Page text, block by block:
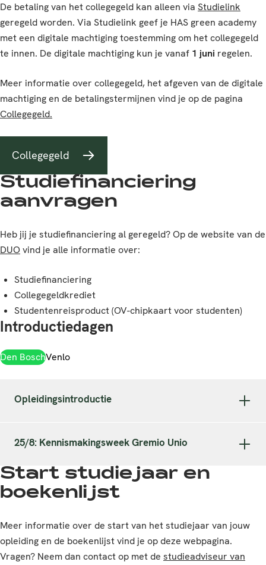
De betaling van het collegegeld kan alleen via Studielink
geregeld worden. Via Studielink geef je HAS green academy
met een digitale machtiging toestemming om het collegegeld
te innen. De digitale machtiging kun je vanaf 1 juni regelen.
Meer informatie over collegegeld, het afgeven van de digitale
machtiging en de betalingstermijnen vind je op de pagina
Collegegeld.
Collegegeld
Studiefinanciering
aanvragen
Heb jij je studiefinanciering al geregeld? Op de website van de
DUOvind je alle informatie over:
Studiefinanciering
Collegegeldkrediet
Studentenreisproduct (OV-chipkaart voor studenten)
Introductiedagen
Den BoschVenlo
Opleidingsintroductie
25/8: Kennismakingsweek Gremio Unio
Start studiejaar en
boekenlijst
Meer informatie over de start van het studiejaar van jouw
opleiding en de boekenlijst vind je op deze webpagina.
Vragen? Neem dan contact op met de studieadviseur van